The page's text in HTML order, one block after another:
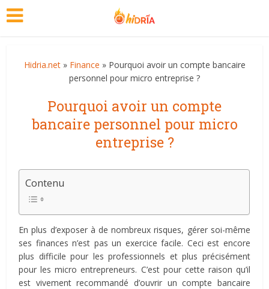
Hidria.net» Finance » Pourquoi avoir un compte bancaire
personnel pour micro entreprise ?
Pourquoi avoir un compte
bancaire personnel pour micro
entreprise ?
Contenu
En plus d’exposer à de nombreux risques, gérer soi-même
ses finances n’est pas un exercice facile. Ceci est encore
plus difficile pour les professionnels et plus précisément
pour les micro entrepreneurs. C’est pour cette raison qu’il
est vivement recommandé d’ouvrir un compte bancaire